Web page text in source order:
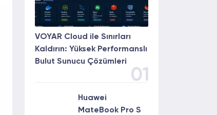
VOYAR Cloud ile Sınırları
Kaldırın: Yüksek Performanslı
Bulut Sunucu Çözümleri
01
Huawei
MateBook Pro S